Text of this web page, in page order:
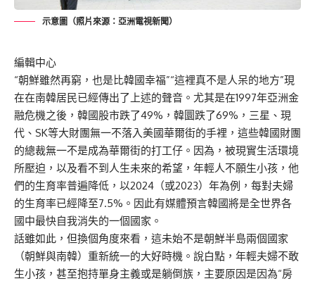
示意圖（照片來源：亞洲電視新聞）
編輯中心
“朝鮮雖然再窮，也是比韓國幸福”“這裡真不是人呆的地方”現
在在南韓居民已經傳出了上述的聲音。尤其是在1997年亞洲金
融危機之後，韓國股市跌了49%，韓圜跌了69%，三星、現
代、SK等大財團無一不落入美國華爾街的手裡，這些韓國財團
的總裁無一不是成為華爾街的打工仔。因為，被現實生活環境
所壓迫，以及看不到人生未來的希望，年輕人不願生小孩，他
們的生育率普遍降低，以2024（或2023）年為例，每對夫婦
的生育率已經降至7.5%。因此有媒體預言韓國將是全世界各
國中最快自我消失的一個國家。
話雖如此，但換個角度來看，這未始不是朝鮮半島兩個國家
（朝鮮與南韓）重新統一的大好時機。說白點，年輕夫婦不敢
生小孩，甚至抱持單身主義或是躺倒族，主要原因是因為“房